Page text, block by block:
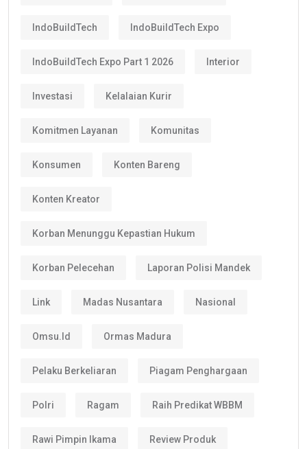
IndoBuildTech IndoBuildTech Expo
IndoBuildTech Expo Part 1 2026 Interior
Investasi Kelalaian Kurir
Komitmen Layanan Komunitas
Konsumen Konten Bareng
Konten Kreator
Korban Menunggu Kepastian Hukum
Korban Pelecehan Laporan Polisi Mandek
Link Madas Nusantara Nasional
Omsu.id Ormas Madura
Pelaku Berkeliaran Piagam Penghargaan
Polri Ragam Raih Predikat WBBM
Rawi Pimpin Ikama Review Produk